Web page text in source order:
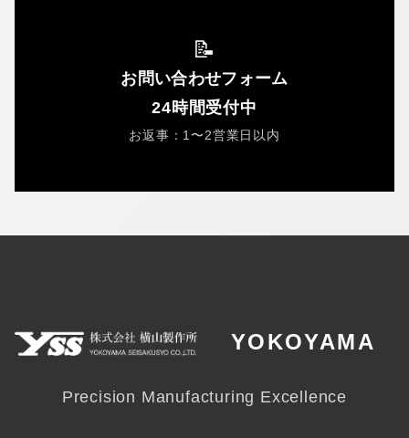
📝
お問い合わせフォーム
24時間受付中
お返事：1〜2営業日以内
YOKOYAMA
Precision Manufacturing Excellence